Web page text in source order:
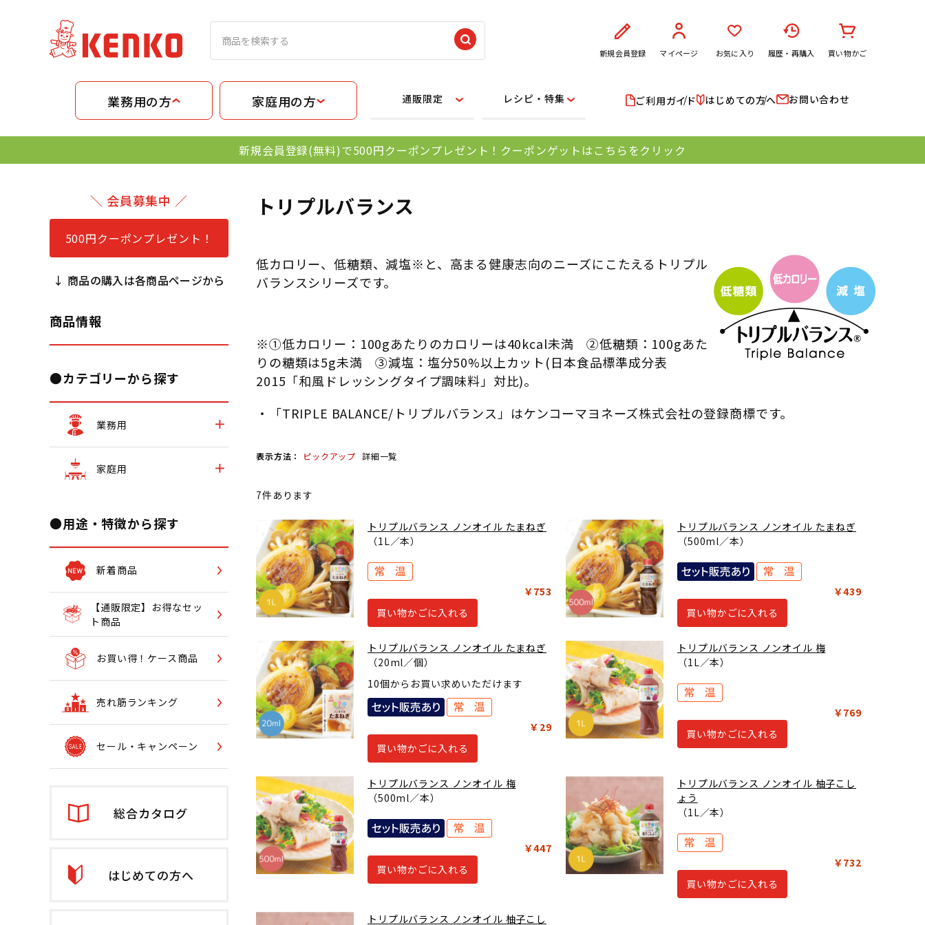
新規会員登録 マイページ お気に入り 履歴・再購入 買い物かご
業務用の方 家庭用の方 通販限定 レシピ・特集 ご利用ガイド はじめての方へ お問い合わせ
新規会員登録(無料)で500円クーポンプレゼント！クーポンゲットはこちらをクリック
＼ 会員募集中 ／
500円クーポンプレゼント！
↓ 商品の購入は各商品ページから
商品情報
●カテゴリーから探す
業務用
家庭用
●用途・特徴から探す
新着商品
【通販限定】お得なセッ
ト商品
お買い得！ケース商品
売れ筋ランキング
セール・キャンペーン
総合カタログ
はじめての方へ
トリプルバランス
低カロリー、低糖類、減塩※と、高まる健康志向のニーズにこたえるトリプル
バランスシリーズです。
※①低カロリー：100gあたりのカロリーは40kcal未満 ②低糖類：100gあた
りの糖類は5g未満 ③減塩：塩分50%以上カット(日本食品標準成分表
2015「和風ドレッシングタイプ調味料」対比)。
・「TRIPLE BALANCE/トリプルバランス」はケンコーマヨネーズ株式会社の登録商標です。
表示方法： ピックアップ 詳細一覧
7件あります
トリプルバランス ノンオイル たまねぎ
（1L／本）
￥753
買い物かごに入れる
トリプルバランス ノンオイル たまねぎ
（500ml／本）
￥439
買い物かごに入れる
トリプルバランス ノンオイル たまねぎ
（20ml／個）
10個からお買い求めいただけます
￥29
買い物かごに入れる
トリプルバランス ノンオイル 梅
（1L／本）
￥769
買い物かごに入れる
トリプルバランス ノンオイル 梅
（500ml／本）
￥447
買い物かごに入れる
トリプルバランス ノンオイル 柚子こし
ょう
（1L／本）
￥732
買い物かごに入れる
トリプルバランス ノンオイル 柚子こし